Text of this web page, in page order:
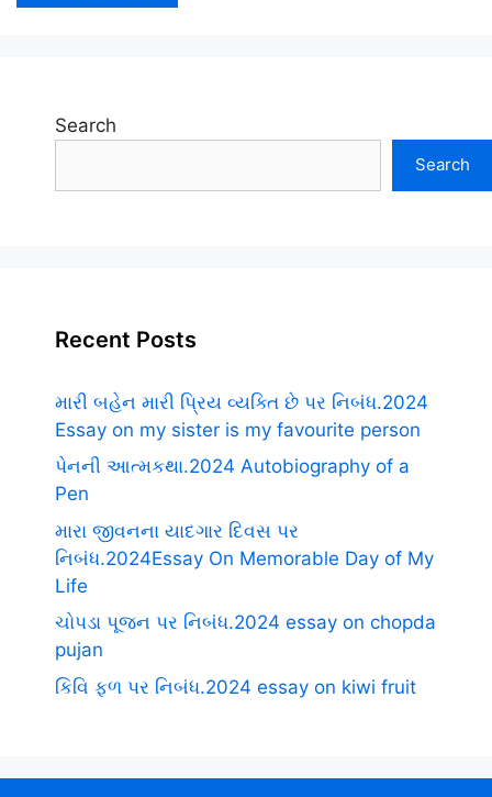
Search
Search
Recent Posts
મારી બહેન મારી પ્રિય વ્યક્તિ છે પર નિબંધ.2024
Essay on my sister is my favourite person
પેનની આત્મકથા.2024 Autobiography of a
Pen
મારા જીવનના યાદગાર દિવસ પર
નિબંધ.2024Essay On Memorable Day of My
Life
ચોપડા પૂજન પર નિબંધ.2024 essay on chopda
pujan
કિવિ ફળ પર નિબંધ.2024 essay on kiwi fruit